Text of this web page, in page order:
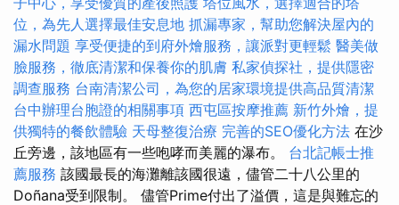
位，為先人選擇最佳安息地 抓漏專家，幫助您解決屋內的
漏水問題 享受便捷的到府外燴服務，讓派對更輕鬆 醫美做
臉服務，徹底清潔和保養你的肌膚 私家偵探社，提供隱密
調查服務 台南清潔公司，為您的居家環境提供高品質清潔
台中辦理台胞證的相關事項 西屯區按摩推薦 新竹外燴，提
供獨特的餐飲體驗 天母整復治療 完善的SEO優化方法 在沙
丘旁邊，該地區有一些咆哮而美麗的瀑布。 台北記帳士推
薦服務 該國最長的海灘離該國很遠，儘管二十八公里的
Doñana受到限制。 儘管Prime付出了溢價，這是與難忘的